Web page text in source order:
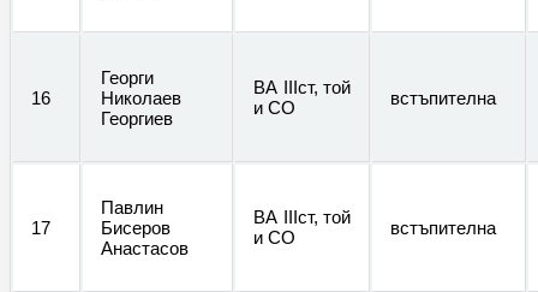
16
Георги
Николаев
Георгиев
ВА IIIст, той
и СО
встъпителна
17
Павлин
Бисеров
Анастасов
ВА IIIст, той
и СО
встъпителна